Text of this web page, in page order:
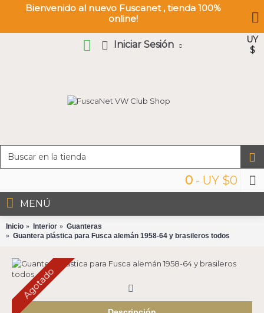
Bienvenido al nuevo Fuscanet , tienda 100%
online!
UY
$
Iniciar Sesión
0 - UY $0
MENÚ
Inicio Interior
Guanteras
Guantera plástica para Fusca alemán 1958-64 y brasileros todos
Agotado